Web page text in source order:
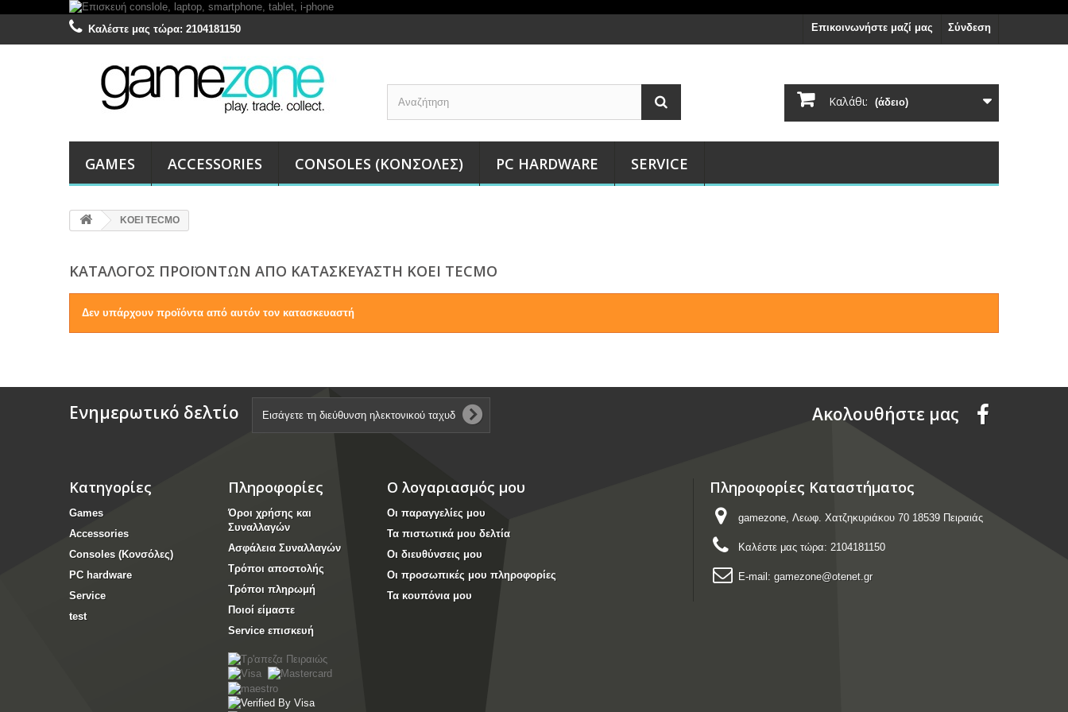
Σύνδεση
Επικοινωνήστε μαζί μας
Καλέστε μας τώρα: 2104181150
Καλάθι: (άδειο)
GAMES ACCESSORIES CONSOLES (ΚΟΝΣΌΛΕΣ) PC HARDWARE SERVICE
KOEI TECMO
ΚΑΤΆΛΟΓΟΣ ΠΡΟΪΌΝΤΩΝ ΑΠΌ ΚΑΤΑΣΚΕΥΑΣΤΉ KOEI TECMO
Δεν υπάρχουν προϊόντα από αυτόν τον κατασκευαστή
Ενημερωτικό δελτίο Aκολουθήστε μας
Κατηγορίες
Games
Accessories
Consoles (Κονσόλες)
PC hardware
Service
test
Πληροφορίες
Όροι χρήσης και
Συναλλαγών
Ασφάλεια Συναλλαγών
Τρόποι αποστολής
Τρόποι πληρωμή
Ποιοί είμαστε
Service επισκευή
Ο λογαριασμός μου
Οι παραγγελίες μου
Τα πιστωτικά μου δελτία
Οι διευθύνσεις μου
Οι προσωπικές μου πληροφορίες
Τα κουπόνια μου
Πληροφορίες Καταστήματος
gamezone, Λεωφ. Χατζηκυριάκου 70 18539 Πειραιάς
Καλέστε μας τώρα: 2104181150
E-mail: gamezone@otenet.gr